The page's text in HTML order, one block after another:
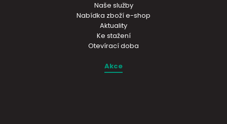
Naše služby
Nabídka zboží e-shop
Aktuality
Ke stažení
Otevírací doba
Akce